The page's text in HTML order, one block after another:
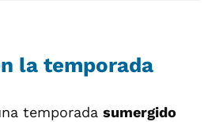
la temporada
temporada sumergido